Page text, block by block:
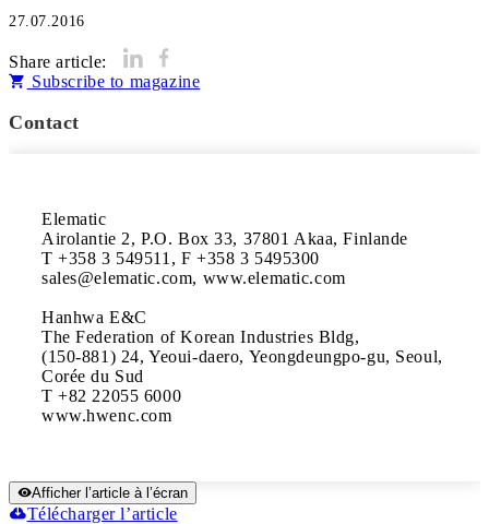
27.07.2016
Share article:
Subscribe to magazine
Contact
Elematic
Airolantie 2, P.O. Box 33, 37801 Akaa, Finlande
T +358 3 549511, F +358 3 5495300
sales@elematic.com, www.elematic.com
Hanhwa E&C
The Federation of Korean Industries Bldg,
(150-881) 24, Yeoui-daero, Yeongdeungpo-gu, Seoul,
Corée du Sud
T +82 22055 6000
www.hwenc.com
Afficher l’article à l’écran
Télécharger l’article